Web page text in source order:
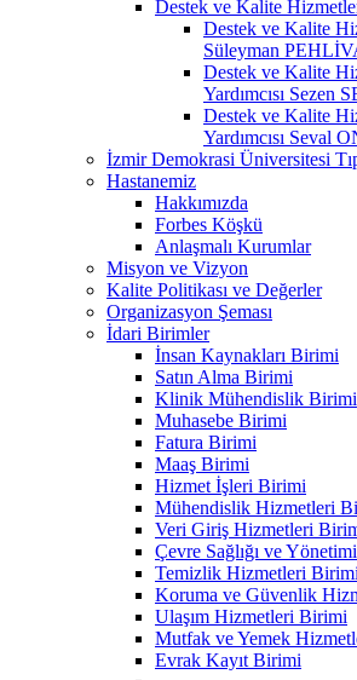
Destek ve Kalite
Destek ve Kalite
Süleyman
Destek ve Kalite
Yardımcısı Sezen
Destek ve Kalite
Yardımcısı
İzmir Demokrasi Üniversitesi
Hastanemiz
Hakkımızda
Forbes Köşkü
Anlaşmalı Kurumlar
Misyon ve Vizyon
Kalite Politikası ve Değerler
Organizasyon Şeması
İdari Birimler
İnsan Kaynakları Birimi
Satın Alma Birimi
Klinik Mühendislik Birimi
Muhasebe Birimi
Fatura Birimi
Maaş Birimi
Hizmet İşleri Birimi
Mühendislik Hizmetleri
Veri Giriş Hizmetleri
Çevre Sağlığı ve
Temizlik Hizmetleri Birimi
Koruma ve Güvenlik
Ulaşım Hizmetleri Birimi
Mutfak ve Yemek
Evrak Kayıt Birimi